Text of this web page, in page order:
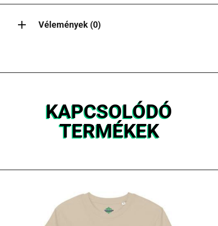
Vélemények (0)
KAPCSOLÓDÓ
TERMÉKEK